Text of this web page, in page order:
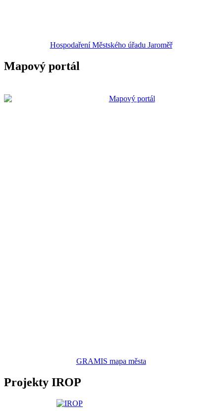
Hospodaření Městského úřadu Jaroměř
Mapový portál
GRAMIS mapa města
Projekty IROP